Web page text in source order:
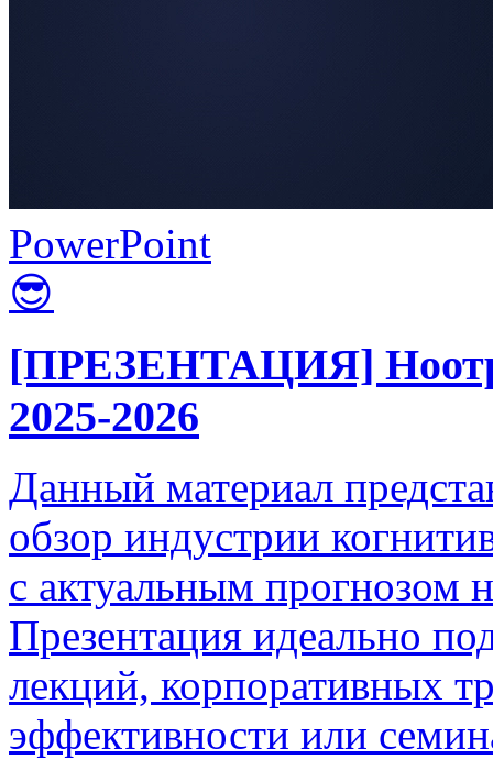
PowerPoint
😎
[ПРЕЗЕНТАЦИЯ]
2025-2026
Данный материал
обзор индустрии
с актуальным прогнозом
Презентация идеально
лекций, корпоративных
эффективности или